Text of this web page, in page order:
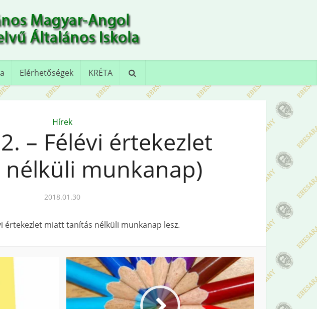
Elérhetőségek KRÉTA
Hírek
– Félévi értekezlet
nélküli munkanap)
2018.01.30
értekezlet miatt tanítás nélküli munkanap lesz.